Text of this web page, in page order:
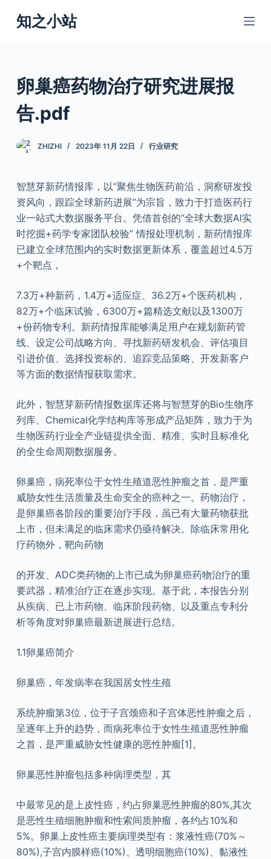
跳
过
知之小站
卵巢癌药物治疗研究进展报
告.pdf
ZHIZHI 2023年 11月 22日 行业研究
智慧芽新药情报库，以“聚焦生物医药前沿，洞察研发投
资风向，跟踪全球新药进展”为宗旨，致力于打造医药行
业一站式大数据服务平台。凭借首创的“全球大数据Al实
时挖掘+药学专家团队校验” 情报处理机制，新药情报库
已建立全球范围内的实时数据更新体系，覆盖超过4.5万
+个靶点，
7.3万+种新药，1.4万+适应症、36.2万+个医药机构，
82万+个临床试验，6300万+篇精选文献以及1300万
+份药物专利。新药情报库能够满足用户在规划新药管
线、设定公司战略方向、寻找新药研发机会、评估项目
引进价值、选择投资标的、追踪竞品策略、开发新客户
等方面的数据情报获取需求。
此外，智慧芽新药情报数据库还将与智慧芽的Bio生物序
列库、Chemical化学结构库等形成产品矩阵，致力于为
生物医药行业全产业链提供全面、精准、实时且标准化
的全生命周期数据服务。
卵巢癌，病死率位于女性生殖道恶性肿瘤之首，是严重
威胁女性生活质量及生命安全的癌种之一。药物治疗，
是卵巢癌各阶段的重要治疗手段，虽已有大量药物获批
上市，但未满足的临床需求仍亟待解决。除临床常用化
疗药物外，靶向药物
的开发、ADC类药物的上市已成为卵巢癌药物治疗的重
要武器，精准治疗正在逐步实现。基于此，本报告分别
从疾病、已上市药物、临床阶段药物、以及重点专利分
析等角度对卵巢癌最新进展进行总结。
1.1卵巢癌简介
卵巢癌，年发病率在我国居女性生殖
系统肿瘤第3位，位于子宫颈癌和子宫体恶性肿瘤之后，
呈逐年上升的趋势，而病死率位于女性生殖道恶性肿瘤
之首，是严重威胁女性健康的恶性肿瘤[1]。
卵巢恶性肿瘤包括多种病理类型，其
中最常见的是上皮性癌，约占卵巢恶性肿瘤的80%,其次
是恶性生殖细胞肿瘤和性索间质肿瘤，各约占10%和
5%。卵巢上皮性癌主要病理类型有：浆液性癌(70%～
80%),子宫内膜样癌(10%)、透明细胞癌(10%)、黏液性